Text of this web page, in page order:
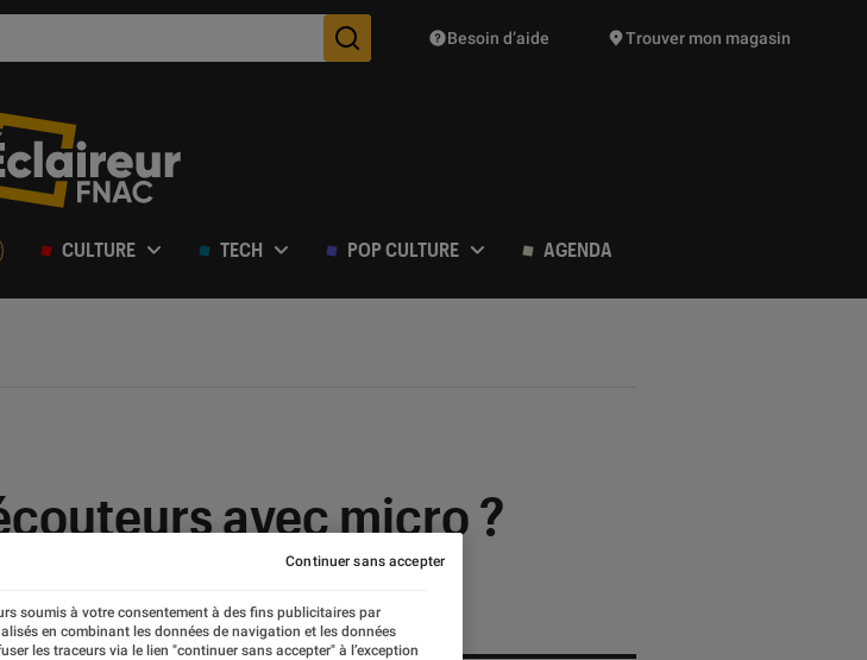
Des suggestions de produits vont vous être proposées
Besoin d’aide Trouver mon magasin
CULTURE TECH POP CULTURE AGENDA
avec micro ?
soumis à votre consentement à des fins publicitaires par
en combinant les données de navigation et les données
les traceurs via le lien "continuer sans accepter" à l’exception
Continuer sans accepter